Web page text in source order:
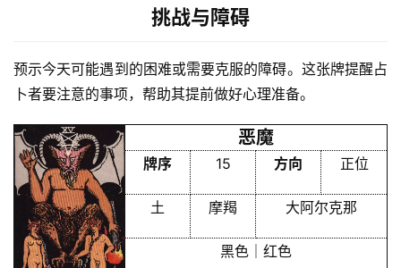
挑战与障碍
预示今天可能遇到的困难或需要克服的障碍。这张牌提醒占
卜者要注意的事项，帮助其提前做好心理准备。
恶魔
牌序 15 方向 正位
土 摩羯 大阿尔克那
黑色｜红色